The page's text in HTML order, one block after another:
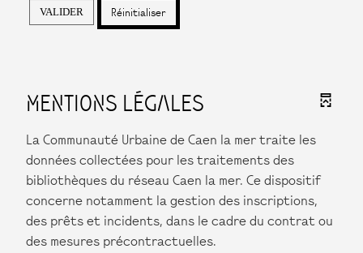
VALIDER Réinitialiser
MENTIONS LÉGALES
La Communauté Urbaine de Caen la mer traite les
données collectées pour les traitements des
bibliothèques du réseau Caen la mer. Ce dispositif
concerne notamment la gestion des inscriptions,
des prêts et incidents, dans le cadre du contrat ou
des mesures précontractuelles.